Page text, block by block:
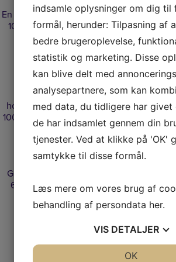
En fremmed – Mål
100X200 – Pris
kr.25.000
Blomster marken –
Mål 80X60 – Pris
kr.7.000
Mod nye
horisonter 100 x
100 cm pris 11000
Sammen
smeltning 100 x
100 cm Pris 11000
Grøn kærlighed
66×86 cm Pris
8000 kr
indsamle oplysninger om dig til
formål, herunder: Tilpasning af
bedre brugeroplevelse,
statistik og marketing. Disse
kan blive delt med
analysepartnere, som kan
med data, du tidligere har givet
de har indsamlet gennem din
tjenester. Ved at klikke på 'OK'
samtykke til disse formål.
Læs mere om vores brug af
behandling af persondata her.
VIS DETALJER
OK